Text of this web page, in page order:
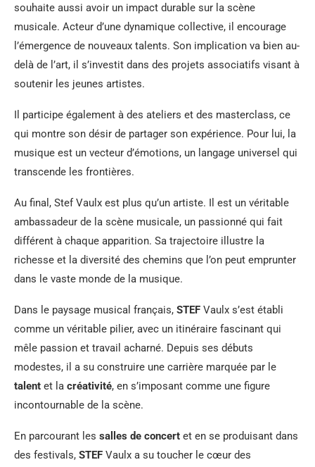
souhaite aussi avoir un impact durable sur la scène
musicale. Acteur d’une dynamique collective, il encourage
l’émergence de nouveaux talents. Son implication va bien au-
delà de l’art, il s’investit dans des projets associatifs visant à
soutenir les jeunes artistes.
Il participe également à des ateliers et des masterclass, ce
qui montre son désir de partager son expérience. Pour lui, la
musique est un vecteur d’émotions, un langage universel qui
transcende les frontières.
Au final, Stef Vaulx est plus qu’un artiste. Il est un véritable
ambassadeur de la scène musicale, un passionné qui fait
différent à chaque apparition. Sa trajectoire illustre la
richesse et la diversité des chemins que l’on peut emprunter
dans le vaste monde de la musique.
Dans le paysage musical français, STEF Vaulx s’est établi
comme un véritable pilier, avec un itinéraire fascinant qui
mêle passion et travail acharné. Depuis ses débuts
modestes, il a su construire une carrière marquée par le
talent et la créativité, en s’imposant comme une figure
incontournable de la scène.
En parcourant les salles de concert et en se produisant dans
des festivals, STEF Vaulx a su toucher le cœur des